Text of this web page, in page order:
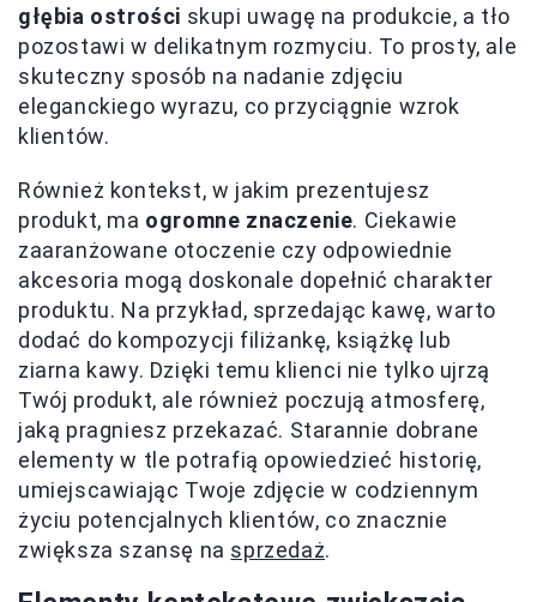
głębia ostrości skupi uwagę na produkcie, a tło
pozostawi w delikatnym rozmyciu. To prosty, ale
skuteczny sposób na nadanie zdjęciu
eleganckiego wyrazu, co przyciągnie wzrok
klientów.
Również kontekst, w jakim prezentujesz
produkt, ma ogromne znaczenie. Ciekawie
zaaranżowane otoczenie czy odpowiednie
akcesoria mogą doskonale dopełnić charakter
produktu. Na przykład, sprzedając kawę, warto
dodać do kompozycji filiżankę, książkę lub
ziarna kawy. Dzięki temu klienci nie tylko ujrzą
Twój produkt, ale również poczują atmosferę,
jaką pragniesz przekazać. Starannie dobrane
elementy w tle potrafią opowiedzieć historię,
umiejscawiając Twoje zdjęcie w codziennym
życiu potencjalnych klientów, co znacznie
zwiększa szansę na sprzedaż.